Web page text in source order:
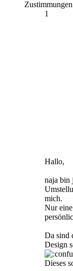
1
Hallo,
naja bin
mich.
Nur
Da sind
Design
Dieses